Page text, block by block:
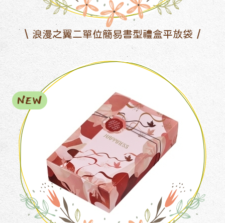
浪漫之翼二單位簡易書型禮盒平放袋
NEW